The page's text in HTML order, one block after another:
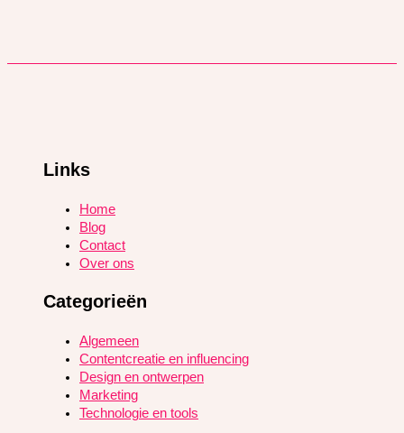
Links
Home
Blog
Contact
Over ons
Categorieën
Algemeen
Contentcreatie en influencing
Design en ontwerpen
Marketing
Technologie en tools